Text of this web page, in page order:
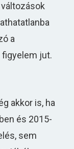
a
figyelem jut.
akkor is, ha
és 2015-
sem